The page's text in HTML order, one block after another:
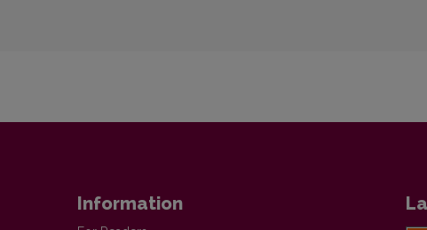
Information